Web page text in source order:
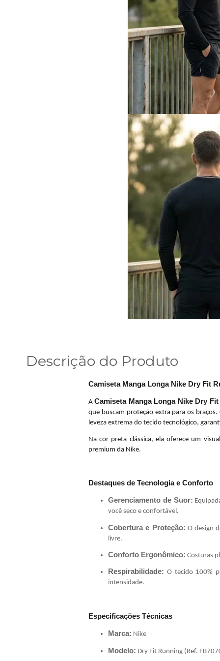
Descrição do Produto
Camiseta Manga Longa Nike Dry Fit
ACamiseta Manga Longa Nike Dry
que buscam proteção extra para os
leveza extrema do tecido tecnológico,
Na cor preta clássica, ela oferece um
premium da Nike.
Destaques de Tecnologia e Conforto
Gerenciamento de Suor:
você seco e confortável.
Cobertura e Proteção: O design
livre.
Conforto Ergonômico: Costuras
Respirabilidade: O tecido 100%
intensidade.
Especificações Técnicas
Marca: Nike
Modelo: Dry Fit Running (Ref.